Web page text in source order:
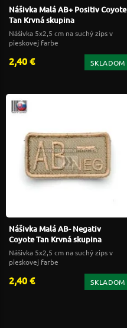
Nášivka Malá AB+ Positiv Coyote
Tan Krvná skupina
Nášivka 5x2,5 cm na suchý zips v
pieskovej farbe
2,40 € SKLADOM
Nášivka Malá AB- Negativ
Coyote Tan Krvná skupina
Nášivka 5x2,5 cm na suchý zips v
pieskovej farbe
2,40 € SKLADOM